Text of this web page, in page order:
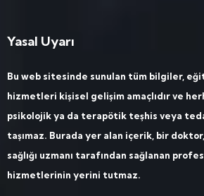
Yasal Uyarı
Bu web sitesinde sunulan tüm bilgiler,
hizmetleri kişisel gelişim amaçlıdır ve
psikolojik ya da terapötik teşhis veya
taşımaz. Burada yer alan içerik, bir
sağlığı uzmanı tarafından sağlanan
hizmetlerinin yerini tutmaz.